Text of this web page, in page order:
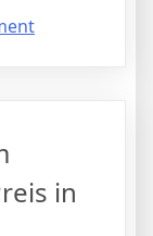
on
zur
optimalen
in